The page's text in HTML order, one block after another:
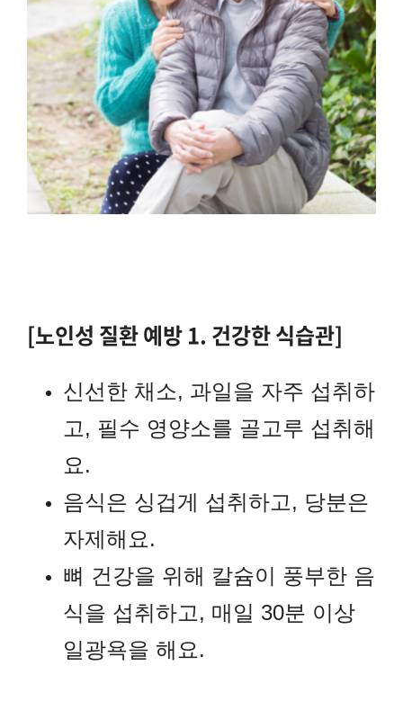
[노인성 질환 예방 1. 건강한 식습관]
신선한 채소, 과일을 자주 섭취하
고, 필수 영양소를 골고루 섭취해
요.
음식은 싱겁게 섭취하고, 당분은
자제해요.
뼈 건강을 위해 칼슘이 풍부한 음
식을 섭취하고, 매일 30분 이상
일광욕을 해요.